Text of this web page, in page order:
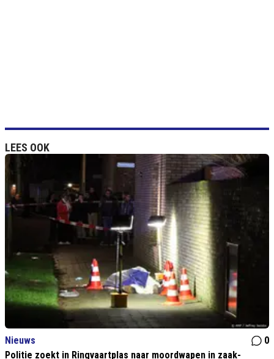
LEES OOK
Nieuws
0
Politie zoekt in Ringvaartplas naar moordwapen in zaak-